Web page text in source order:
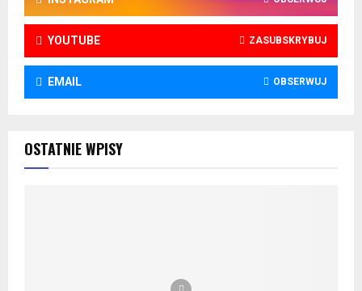
YOUTUBE ZASUBSKRYBUJ
EMAIL OBSERWUJ
OSTATNIE WPISY